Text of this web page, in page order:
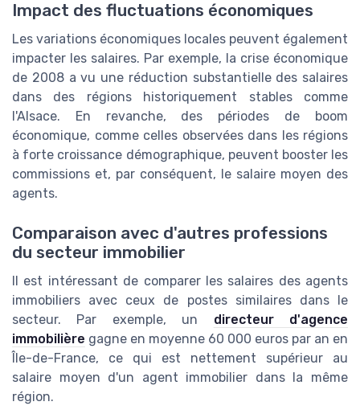
Impact des fluctuations économiques
Les variations économiques locales peuvent également
impacter les salaires. Par exemple, la crise économique
de 2008 a vu une réduction substantielle des salaires
dans des régions historiquement stables comme
l'Alsace. En revanche, des périodes de boom
économique, comme celles observées dans les régions
à forte croissance démographique, peuvent booster les
commissions et, par conséquent, le salaire moyen des
agents.
Comparaison avec d'autres professions
du secteur immobilier
Il est intéressant de comparer les salaires des agents
immobiliers avec ceux de postes similaires dans le
secteur. Par exemple, un directeur d'agence
immobilière gagne en moyenne 60 000 euros par an en
Île-de-France, ce qui est nettement supérieur au
salaire moyen d'un agent immobilier dans la même
région.